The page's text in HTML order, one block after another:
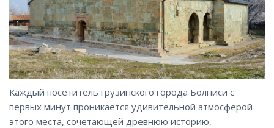
Каждый посетитель грузинского города Болниси с
первых минут проникается удивительной атмосферой
этого места, сочетающей древнюю историю,